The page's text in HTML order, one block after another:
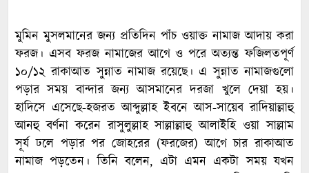
মুমিন মুসলমানের জন্য প্রতিদিন পাঁচ ওয়াক্ত নামাজ আদায় করা
ফরজ। এসব ফরজ নামাজের আগে ও পরে অত্যন্ত ফজিলতপূর্ণ
১০/১২ রাকাআত সুন্নাত নামাজ রয়েছে। এ সুন্নাত নামাজগুলো
পড়ার সময় বান্দার জন্য আসমানের দরজা খুলে দেয়া হয়।
হাদিসে এসেছে-হজরত আব্দুল্লাহ ইবনে আস-সায়েব রাদিয়াল্লাহু
আনহু বর্ণনা করেন রাসুলুল্লাহ সাল্লাল্লাহু আলাইহি ওয়া সাল্লাম
সূর্য ঢলে পড়ার পর জোহরের (ফরজের) আগে চার রাকাআত
নামাজ পড়তেন। তিনি বলেন, এটা এমন একটা সময় যখন